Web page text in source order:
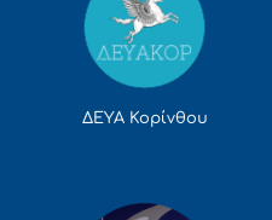
ΔΕΥΑ Κορίνθου